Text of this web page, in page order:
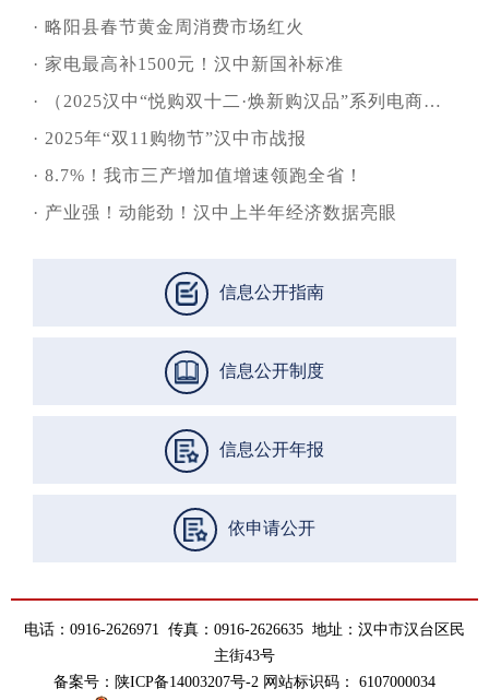
· 略阳县春节黄金周消费市场红火
· 家电最高补1500元！汉中新国补标准
·
（2025汉中“悦购双十二·焕新购汉品”系列电商促销活动）之西乡县
· 2025年“双11购物节”汉中市战报
· 8.7%！我市三产增加值增速领跑全省！
· 产业强！动能劲！汉中上半年经济数据亮眼
信息公开指南
信息公开制度
信息公开年报
依申请公开
电话：0916-2626971 传真：0916-2626635 地址：汉中市汉台区民
主街43号
备案号：陕ICP备14003207号-2 网站标识码： 6107000034